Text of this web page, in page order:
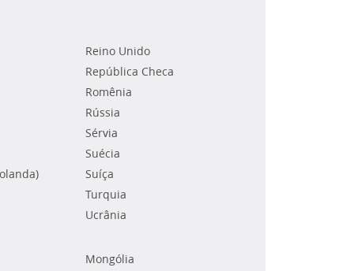
Reino Unido
República Checa
Romênia
Rússia
Sérvia
Suécia
Suíça
Turquia
Ucrânia
Mongólia